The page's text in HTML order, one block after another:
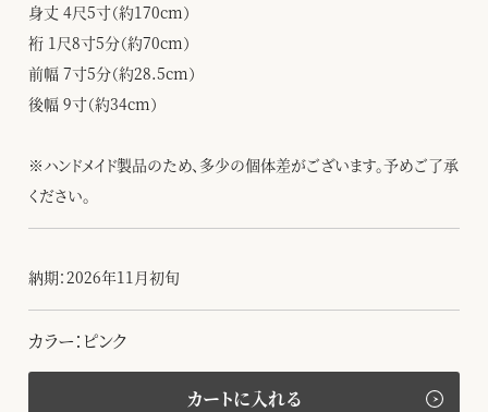
身丈 4尺5寸（約170cm）
裄 1尺8寸5分（約70cm）
前幅 7寸5分（約28.5cm）
後幅 9寸（約34cm）
※ハンドメイド製品のため、多少の個体差がございます。予めご了承
ください。
納期：2026年11月初旬
カラー：ピンク
カートに入れる